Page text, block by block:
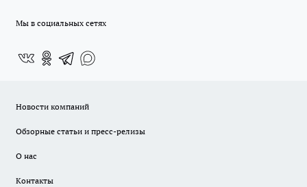
Мы в социальных сетях
Новости компаний
Обзорные статьи и пресс-релизы
О нас
Контакты